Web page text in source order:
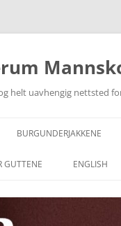
helt uavhengig nettsted
BURGUNDERJAKKENE
GUTTENE ENGLISH